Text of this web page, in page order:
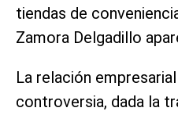
tiendas de
Zamora Delgadillo
La relación
controversia, dada la